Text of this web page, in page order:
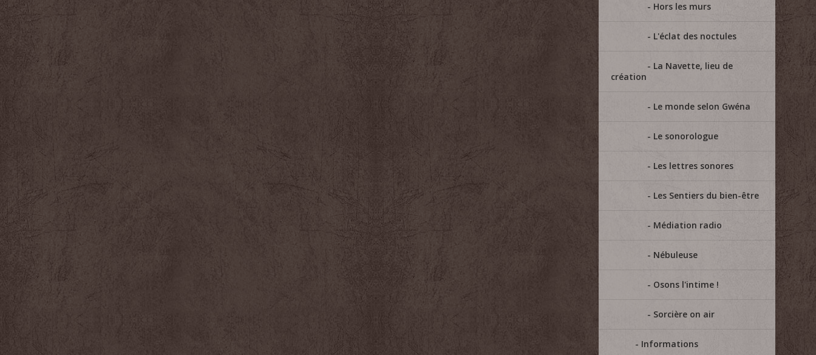
Hors les murs
L'éclat des noctules
La Navette, lieu de
création
Le monde selon Gwéna
Le sonorologue
Les lettres sonores
Les Sentiers du bien-être
Médiation radio
Nébuleuse
Osons l'intime !
Sorcière on air
Informations